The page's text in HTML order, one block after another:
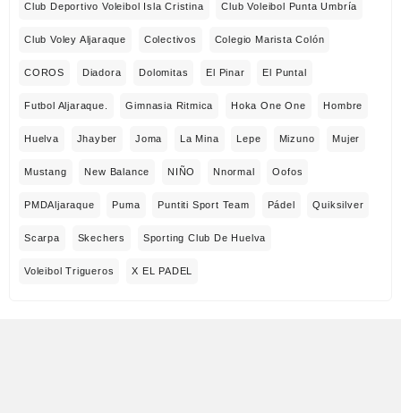
Club Deportivo Voleibol Isla Cristina Club Voleibol Punta Umbría
Club Voley Aljaraque Colectivos Colegio Marista Colón
COROS Diadora Dolomitas El Pinar El Puntal
Futbol Aljaraque. Gimnasia Ritmica Hoka One One Hombre
Huelva Jhayber Joma La Mina Lepe Mizuno Mujer
Mustang New Balance NIÑO Nnormal Oofos
PMDAljaraque Puma Puntiti Sport Team Pádel Quiksilver
Scarpa Skechers Sporting Club De Huelva
Voleibol Trigueros X EL PADEL